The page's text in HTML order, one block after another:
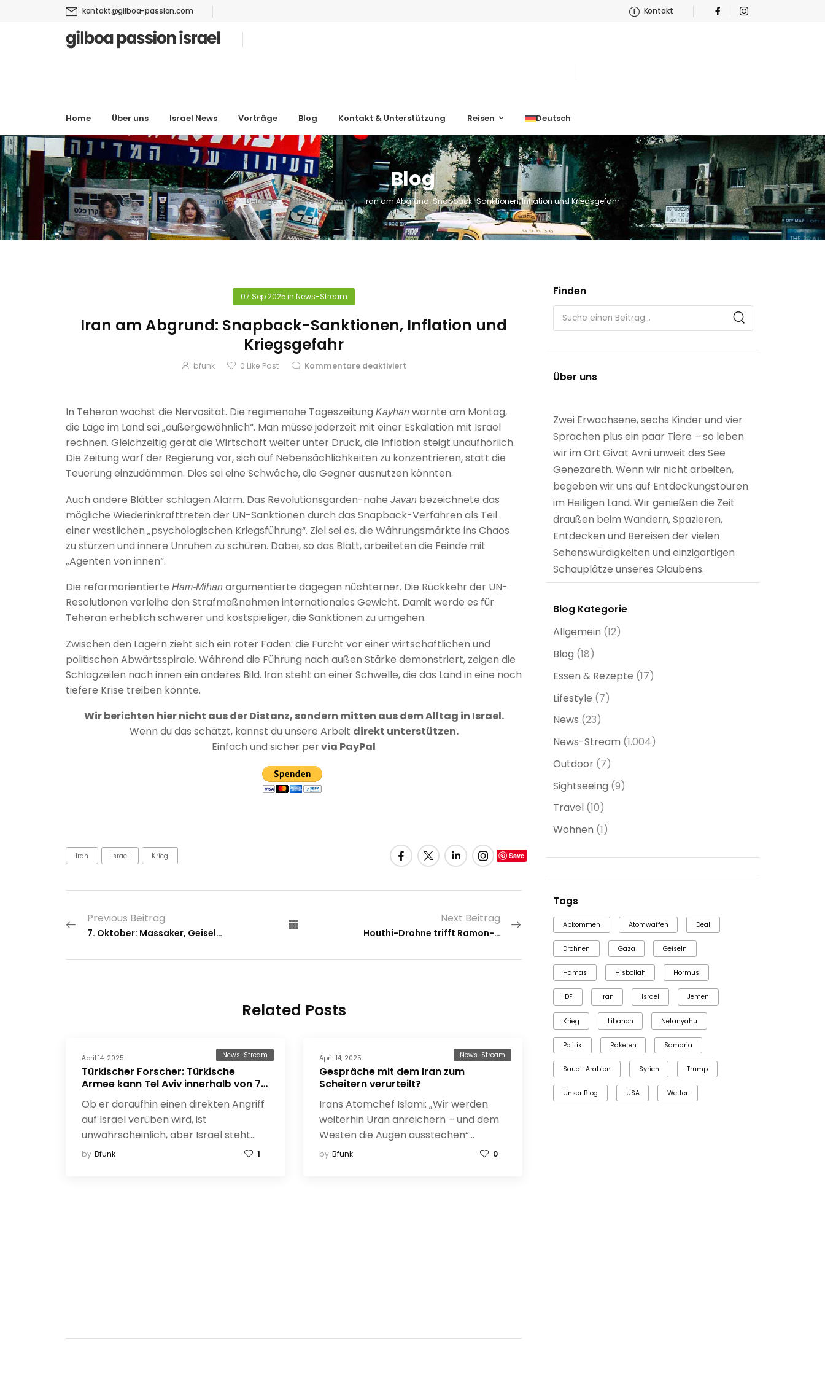
kontakt@gilboa-passion.com Kontakt
Home Über uns Israel News Vorträge Blog Kontakt & Unterstützung Reisen Deutsch
Blog
Home Beiträge News-Stream Iran am Abgrund: Snapback-Sanktionen, Inflation und Kriegsgefahr
Finden
Über uns
Zwei Erwachsene, sechs Kinder und vier
Sprachen plus ein paar Tiere – so leben
wir im Ort Givat Avni unweit des See
Genezareth. Wenn wir nicht arbeiten,
begeben wir uns auf Entdeckungstouren
im Heiligen Land. Wir genießen die Zeit
draußen beim Wandern, Spazieren,
Entdecken und Bereisen der vielen
Sehenswürdigkeiten und einzigartigen
Schauplätze unseres Glaubens.
Blog Kategorie
Allgemein (12)
Blog (18)
Essen & Rezepte (17)
Lifestyle (7)
News (23)
News-Stream (1.004)
Outdoor(7)
Sightseeing (9)
Travel(10)
Wohnen (1)
Tags
Abkommen Atomwaffen Deal
Drohnen Gaza Geiseln
Hamas Hisbollah Hormus
IDF Iran Israel Jemen
Krieg Libanon Netanyahu
Politik Raketen Samaria
Saudi-Arabien Syrien Trump
Unser Blog USA Wetter
07 Sep 2025in News-Stream
Iran am Abgrund: Snapback-Sanktionen, Inflation und
Kriegsgefahr
bfunk 0 Like Post Kommentare deaktiviert
In Teheran wächst die Nervosität. Die regimenahe Tageszeitung Kayhan warnte am Montag,
die Lage im Land sei „außergewöhnlich“. Man müsse jederzeit mit einer Eskalation mit Israel
rechnen. Gleichzeitig gerät die Wirtschaft weiter unter Druck, die Inflation steigt unaufhörlich.
Die Zeitung warf der Regierung vor, sich auf Nebensächlichkeiten zu konzentrieren, statt die
Teuerung einzudämmen. Dies sei eine Schwäche, die Gegner ausnutzen könnten.
Auch andere Blätter schlagen Alarm. Das Revolutionsgarden-nahe Javan bezeichnete das
mögliche Wiederinkrafttreten der UN-Sanktionen durch das Snapback-Verfahren als Teil
einer westlichen „psychologischen Kriegsführung“. Ziel sei es, die Währungsmärkte ins Chaos
zu stürzen und innere Unruhen zu schüren. Dabei, so das Blatt, arbeiteten die Feinde mit
„Agenten von innen“.
Die reformorientierte Ham-Mihan argumentierte dagegen nüchterner. Die Rückkehr der UN-
Resolutionen verleihe den Strafmaßnahmen internationales Gewicht. Damit werde es für
Teheran erheblich schwerer und kostspieliger, die Sanktionen zu umgehen.
Zwischen den Lagern zieht sich ein roter Faden: die Furcht vor einer wirtschaftlichen und
politischen Abwärtsspirale. Während die Führung nach außen Stärke demonstriert, zeigen die
Schlagzeilen nach innen ein anderes Bild. Iran steht an einer Schwelle, die das Land in eine noch
tiefere Krise treiben könnte.
Wir berichten hier nicht aus der Distanz, sondern mitten aus dem Alltag in Israel.
Wenn du das schätzt, kannst du unsere Arbeit direkt unterstützen.
Einfach und sicher pervia PayPal
Iran Israel Krieg Save
Previous Beitrag
7. Oktober: Massaker, Geiselnahme, Trauma
Next Beitrag
Houthi-Drohne trifft Ramon-Flughafen
Related Posts
April 14, 2025 News-Stream
Türkischer Forscher: Türkische
Armee kann Tel Aviv innerhalb von 72
Ob er daraufhin einen direkten Angriff
auf Israel verüben wird, ist
unwahrscheinlich, aber Israel steht…
by Bfunk 1
April 14, 2025 News-Stream
Gespräche mit dem Iran zum
Scheitern verurteilt?
Irans Atomchef Islami: „Wir werden
weiterhin Uran anreichern – und dem
Westen die Augen ausstechen“…
by Bfunk 0